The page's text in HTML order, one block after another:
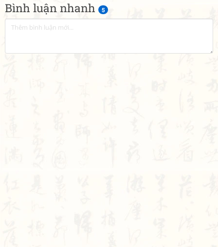
Bình luận nhanh 5